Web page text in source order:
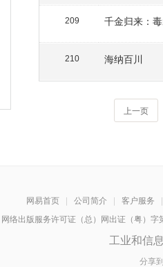
209 千金归来：
210 海纳百川
上一页
网易首页 | 公司简介 | 客户服务
|
网络出版服务许可证（总）网出证（粤）
工业和信
分享